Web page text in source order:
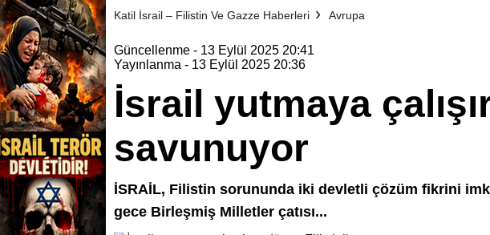
Katil İsrail – Filistin Ve Gazze Haberleri Avrupa
Güncellenme - 13 Eylül 2025 20:41
Yayınlanma - 13 Eylül 2025 20:36
İsrail yutmaya
savunuyor
İSRAİL, Filistin sorununda iki devletli çözüm fikrini
gece Birleşmiş Milletler çatısı...